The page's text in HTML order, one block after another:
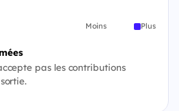
Moins Plus
pas les contributions